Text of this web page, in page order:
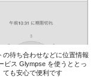
の待ち合わせなどに位置情報
ビス Glympse を使うととっ
ても安心で便利です